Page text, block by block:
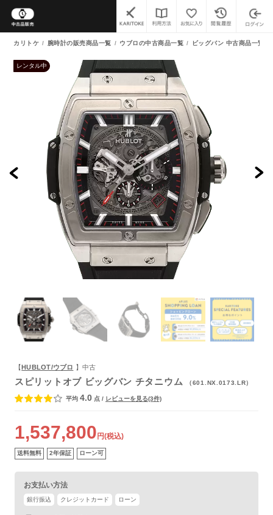
カリトケ 腕時計の販売商品一覧 ウブロの中古商品一覧 ビッグバン 中古商品一覧
レンタル中
【 HUBLOT/ウブロ 】中古
スピリットオブ ビッグバン チタニウム （601.NX.0173.LR）
平均 4.0 点 / レビューを見る(3件)
1,537,800 円(税込)
送料無料 2年保証 ローン可
お支払い方法
銀行振込 クレジットカード ローン
よくあるご質問